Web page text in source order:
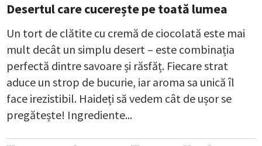
Desertul care cucerește pe toată lumea
Un tort de clătite cu cremă de ciocolată este mai
mult decât un simplu desert – este combinația
perfectă dintre savoare și răsfăț. Fiecare strat
aduce un strop de bucurie, iar aroma sa unică îl
face irezistibil. Haideți să vedem cât de ușor se
pregătește! Ingrediente